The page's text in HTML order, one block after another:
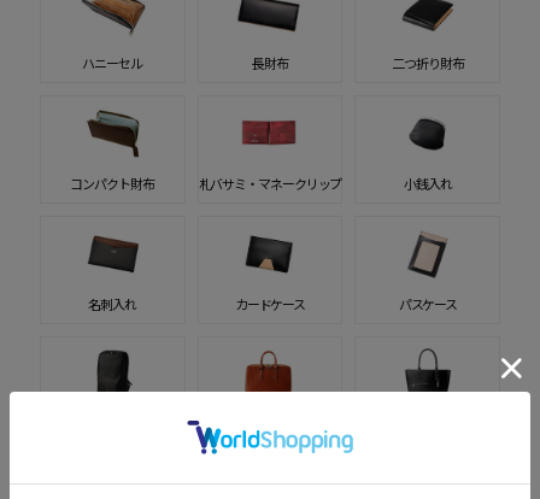
ハニーセル 長財布 二つ折り財布
コンパクト財布 札バサミ・マネークリップ 小銭入れ
名刺入れ カードケース パスケース